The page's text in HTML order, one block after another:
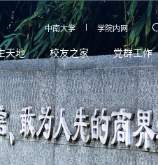
中南大学 | 学院内网
天地 校友之家 党群工作